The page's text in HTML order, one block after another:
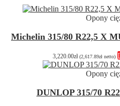
Opony
Michelin 315/80 R22,5 X
3,220.00zł (2,617.89zł netto)
Opony
DUNLOP 315/70